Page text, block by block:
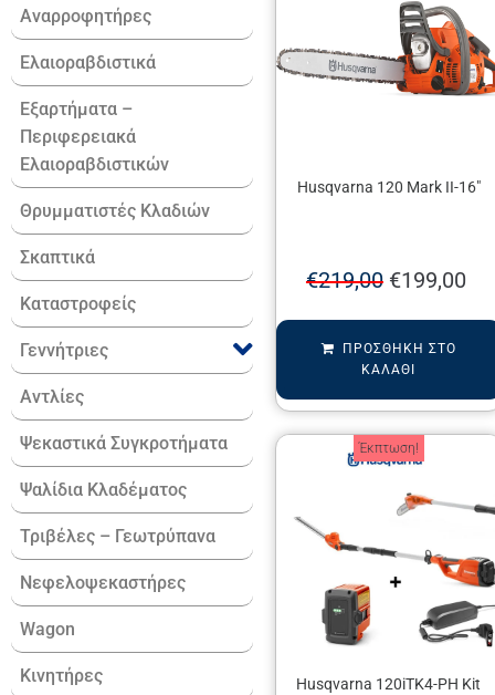
Αναρροφητήρες
Ελαιοραβδιστικά
Εξαρτήματα –
Περιφερειακά
Ελαιοραβδιστικών
Θρυμματιστές Κλαδιών
Σκαπτικά
Καταστροφείς
Γεννήτριες
Αντλίες
Ψεκαστικά Συγκροτήματα
Ψαλίδια Κλαδέματος
Τριβέλες – Γεωτρύπανα
Νεφελοψεκαστήρες
Wagon
Κινητήρες
Husqvarna 120 Mark II-16″
€219,00 €199,00
ΠΡΟΣΘΉΚΗ ΣΤΟ
ΚΑΛΆΘΙ
Έκπτωση!
Husqvarna 120iTK4-PH Kit